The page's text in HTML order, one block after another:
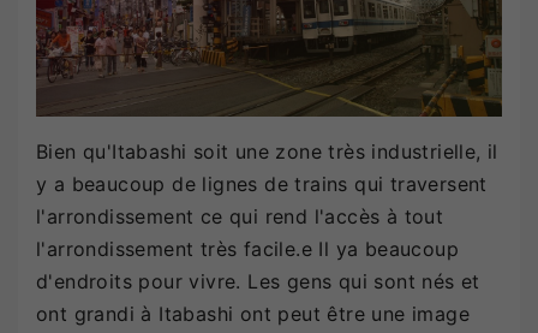
Bien qu'Itabashi soit une zone très industrielle, il
y a beaucoup de lignes de trains qui traversent
l'arrondissement ce qui rend l'accès à tout
l'arrondissement très facile.e Il ya beaucoup
d'endroits pour vivre. Les gens qui sont nés et
ont grandi à Itabashi ont peut être une image